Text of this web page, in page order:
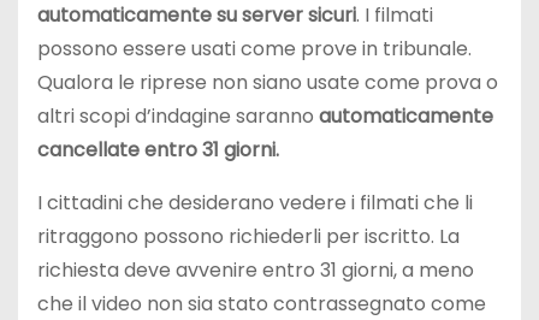
automaticamente su server sicuri. I filmati
possono essere usati come prove in tribunale.
Qualora le riprese non siano usate come prova o
altri scopi d’indagine saranno automaticamente
cancellate entro 31 giorni.
I cittadini che desiderano vedere i filmati che li
ritraggono possono richiederli per iscritto. La
richiesta deve avvenire entro 31 giorni, a meno
che il video non sia stato contrassegnato come